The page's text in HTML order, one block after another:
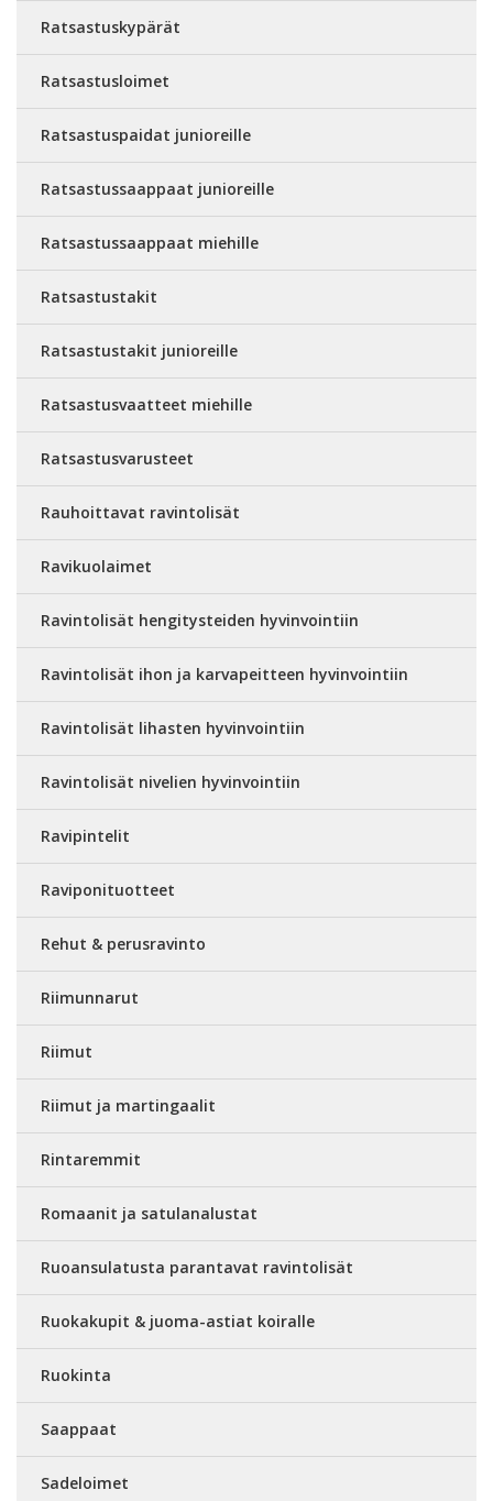
Ratsastuskypärät
Ratsastusloimet
Ratsastuspaidat junioreille
Ratsastussaappaat junioreille
Ratsastussaappaat miehille
Ratsastustakit
Ratsastustakit junioreille
Ratsastusvaatteet miehille
Ratsastusvarusteet
Rauhoittavat ravintolisät
Ravikuolaimet
Ravintolisät hengitysteiden hyvinvointiin
Ravintolisät ihon ja karvapeitteen hyvinvointiin
Ravintolisät lihasten hyvinvointiin
Ravintolisät nivelien hyvinvointiin
Ravipintelit
Raviponituotteet
Rehut & perusravinto
Riimunnarut
Riimut
Riimut ja martingaalit
Rintaremmit
Romaanit ja satulanalustat
Ruoansulatusta parantavat ravintolisät
Ruokakupit & juoma-astiat koiralle
Ruokinta
Saappaat
Sadeloimet